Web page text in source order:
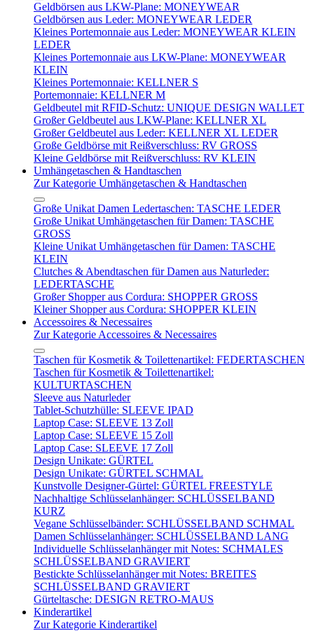
Geldbörsen aus LKW-Plane: MONEYWEAR
Geldbörsen aus Leder: MONEYWEAR LEDER
Kleines Portemonnaie aus Leder: MONEYWEAR KLEIN
LEDER
Kleines Portemonnaie aus LKW-Plane: MONEYWEAR
KLEIN
Kleines Portemonnaie: KELLNER S
Portemonnaie: KELLNER M
Geldbeutel mit RFID-Schutz: UNIQUE DESIGN WALLET
Großer Geldbeutel aus LKW-Plane: KELLNER XL
Großer Geldbeutel aus Leder: KELLNER XL LEDER
Große Geldbörse mit Reißverschluss: RV GROSS
Kleine Geldbörse mit Reißverschluss: RV KLEIN
Umhängetaschen & Handtaschen
Zur Kategorie Umhängetaschen & Handtaschen
Große Unikat Damen Ledertaschen: TASCHE LEDER
Große Unikat Umhängetaschen für Damen: TASCHE
GROSS
Kleine Unikat Umhängetaschen für Damen: TASCHE
KLEIN
Clutches & Abendtaschen für Damen aus Naturleder:
LEDERTASCHE
Großer Shopper aus Cordura: SHOPPER GROSS
Kleiner Shopper aus Cordura: SHOPPER KLEIN
Accessoires & Necessaires
Zur Kategorie Accessoires & Necessaires
Taschen für Kosmetik & Toilettenartikel: FEDERTASCHEN
Taschen für Kosmetik & Toilettenartikel:
KULTURTASCHEN
Sleeve aus Naturleder
Tablet-Schutzhülle: SLEEVE IPAD
Laptop Case: SLEEVE 13 Zoll
Laptop Case: SLEEVE 15 Zoll
Laptop Case: SLEEVE 17 Zoll
Design Unikate: GÜRTEL
Design Unikate: GÜRTEL SCHMAL
Kunstvolle Designer-Gürtel: GÜRTEL FREESTYLE
Nachhaltige Schlüsselanhänger: SCHLÜSSELBAND
KURZ
Vegane Schlüsselbänder: SCHLÜSSELBAND SCHMAL
Damen Schlüsselanhänger: SCHLÜSSELBAND LANG
Individuelle Schlüsselanhänger mit Notes: SCHMALES
SCHLÜSSELBAND GRAVIERT
Bestickte Schlüsselanhänger mit Notes: BREITES
SCHLÜSSELBAND GRAVIERT
Gürteltasche: DESIGN RETRO-MAUS
Kinderartikel
Zur Kategorie Kinderartikel